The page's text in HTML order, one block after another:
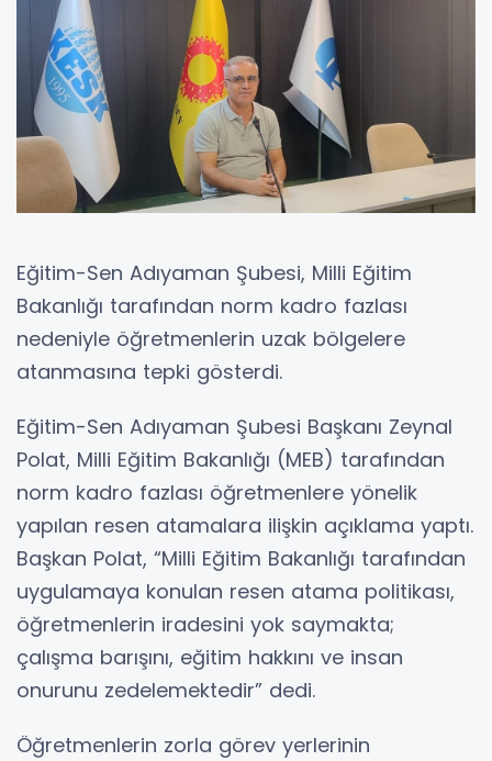
Eğitim-Sen Adıyaman Şubesi, Milli Eğitim
Bakanlığı tarafından norm kadro fazlası
nedeniyle öğretmenlerin uzak bölgelere
atanmasına tepki gösterdi.
Eğitim-Sen Adıyaman Şubesi Başkanı Zeynal
Polat, Milli Eğitim Bakanlığı (MEB) tarafından
norm kadro fazlası öğretmenlere yönelik
yapılan resen atamalara ilişkin açıklama yaptı.
Başkan Polat, “Milli Eğitim Bakanlığı tarafından
uygulamaya konulan resen atama politikası,
öğretmenlerin iradesini yok saymakta;
çalışma barışını, eğitim hakkını ve insan
onurunu zedelemektedir” dedi.
Öğretmenlerin zorla görev yerlerinin